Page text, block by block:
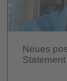
Neues